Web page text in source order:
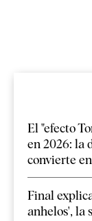
El "efecto
en 2026: la
convierte
Final
anhelos', la